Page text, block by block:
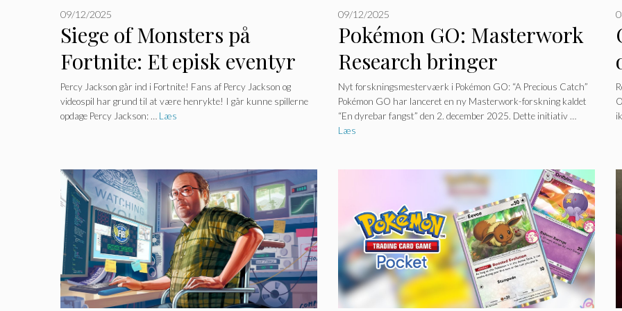
Siege of Monsters på
Fortnite: Et episk eventyr
tager spillere med på!
09/12/2025
Percy Jackson går ind i Fortnite! Fans af Percy Jackson og
videospil har grund til at være henrykte! I går kunne spillerne
opdage Percy Jackson: … Læs
Pokémon GO: Masterwork
Research bringer
spændende udfordringer
og sjældne belønninger.
09/12/2025
Nyt forskningsmesterværk i Pokémon GO: “A Precious Catch”
Pokémon GO har lanceret en ny Masterwork-forskning kaldet
“En dyrebar fangst” den 2. december 2025. Dette initiativ …
Læs